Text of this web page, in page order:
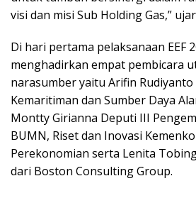
visi dan misi Sub Holding Gas,”
Di hari pertama pelaksanaan EEF
menghadirkan empat pembicara
narasumber yaitu Arifin
Kemaritiman dan Sumber Daya
Montty Girianna Deputi III
BUMN, Riset dan Inovasi
Perekonomian serta Lenita
dari Boston Consulting Group.